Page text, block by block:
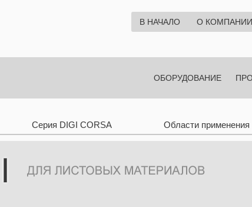
В НАЧАЛО О КОМПАНИИ
ОБОРУДОВАНИЕ
Серия DIGI CORSA Области применения